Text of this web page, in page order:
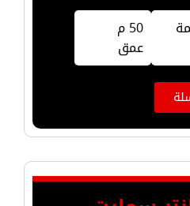
50 م
عمق